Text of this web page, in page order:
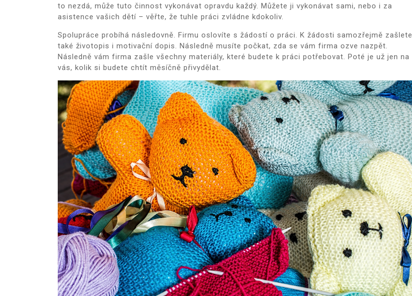
to nezdá, může tuto činnost vykonávat opravdu každý. Můžete ji vykonávat sami, nebo i za
asistence vašich dětí – věřte, že tuhle práci zvládne kdokoliv.
Spolupráce probíhá následovně. Firmu oslovíte s žádostí o práci. K žádosti samozřejmě zašlete
také životopis i motivační dopis. Následně musíte počkat, zda se vám firma ozve nazpět.
Následně vám firma zašle všechny materiály, které budete k práci potřebovat. Poté je už jen na
vás, kolik si budete chtít měsíčně přivydělat.